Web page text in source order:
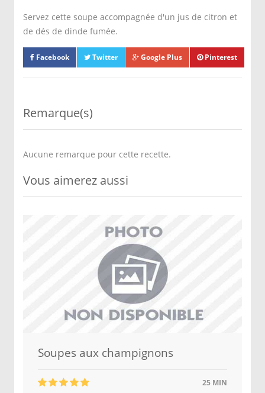
Servez cette soupe accompagnée d'un jus de citron et
de dés de dinde fumée.
Facebook Twitter Google Plus Pinterest
Remarque(s)
Aucune remarque pour cette recette.
Vous aimerez aussi
Soupes aux champignons
25 MIN